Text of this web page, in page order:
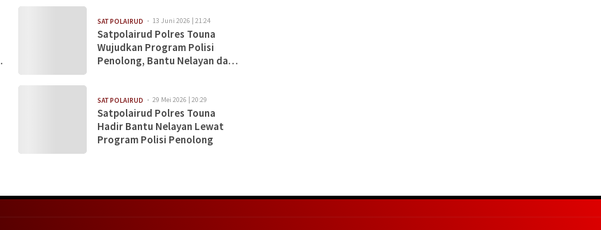
SAT POLAIRUD 13 Juni 2026 | 21:24
Satpolairud Polres Touna
Wujudkan Program Polisi
Penolong, Bantu Nelayan dan
SAT POLAIRUD 29 Mei 2026 | 20:29
Satpolairud Polres Touna
Hadir Bantu Nelayan Lewat
Program Polisi Penolong